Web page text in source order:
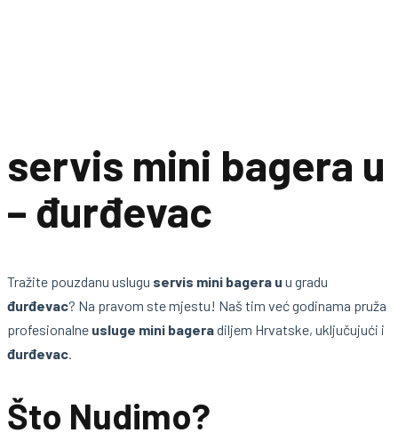
servis mini bagera u
– đurđevac
Tražite pouzdanu uslugu servis mini bagera u u gradu
đurđevac? Na pravom ste mjestu! Naš tim već godinama pruža
profesionalne usluge mini bageradiljem Hrvatske, uključujući i
đurđevac
Što Nudimo?